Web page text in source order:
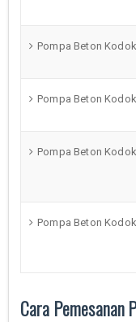
Pompa Beton Kodok
Pompa Beton Kodok
Pompa Beton Kodok
Pompa Beton Kodok
Cara Pemesanan